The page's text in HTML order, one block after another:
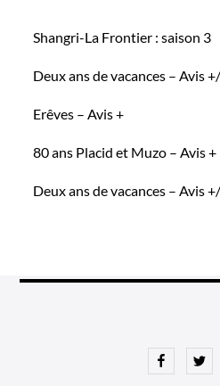
Shangri-La Frontier : saison 3
Deux ans de vacances – Avis
Erêves – Avis +
80 ans Placid et Muzo – Avis +
Deux ans de vacances – Avis
Facebook